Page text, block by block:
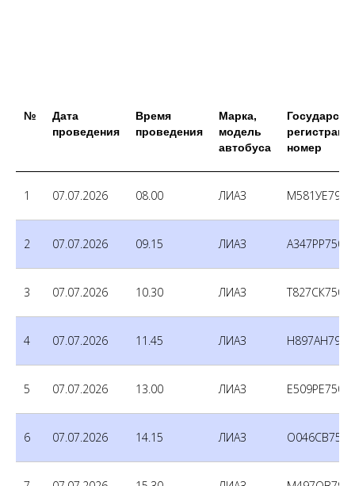
№
Дата
проведения
Время
проведения
Марка,
модель
автобуса
номер
1 07.07.2026 08.00 ЛИАЗ М581УЕ790
2 07.07.2026 09.15 ЛИАЗ А347РР750
3 07.07.2026 10.30 ЛИАЗ Т827СК750
4 07.07.2026 11.45 ЛИАЗ Н897АН790
5 07.07.2026 13.00 ЛИАЗ Е509РЕ750
6 07.07.2026 14.15 ЛИАЗ О046СВ750